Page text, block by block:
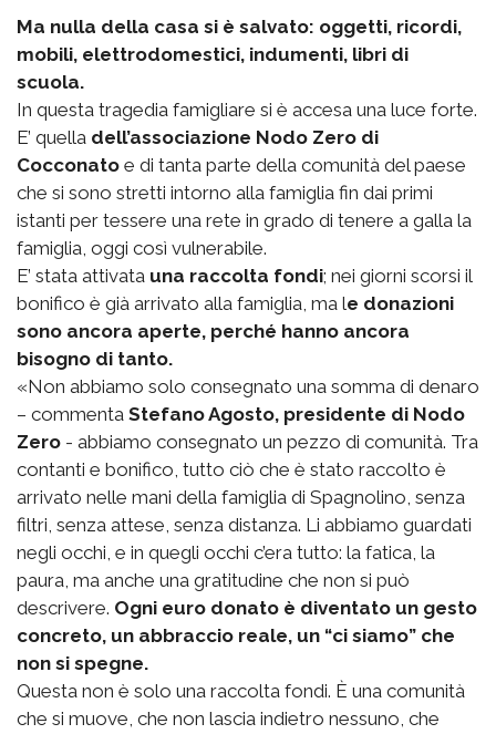
Ma nulla della casa si è salvato: oggetti, ricordi,
mobili, elettrodomestici, indumenti, libri di
scuola.
In questa tragedia famigliare si è accesa una luce forte.
E’ quella dell’associazione Nodo Zero di
Cocconato e di tanta parte della comunità del paese
che si sono stretti intorno alla famiglia fin dai primi
istanti per tessere una rete in grado di tenere a galla la
famiglia, oggi così vulnerabile.
E’ stata attivata una raccolta fondi; nei giorni scorsi il
bonifico è già arrivato alla famiglia, ma le donazioni
sono ancora aperte, perché hanno ancora
bisogno di tanto.
«Non abbiamo solo consegnato una somma di denaro
– commenta Stefano Agosto, presidente di Nodo
Zero - abbiamo consegnato un pezzo di comunità. Tra
contanti e bonifico, tutto ciò che è stato raccolto è
arrivato nelle mani della famiglia di Spagnolino, senza
filtri, senza attese, senza distanza. Li abbiamo guardati
negli occhi, e in quegli occhi c’era tutto: la fatica, la
paura, ma anche una gratitudine che non si può
descrivere. Ogni euro donato è diventato un gesto
concreto, un abbraccio reale, un “ci siamo” che
non si spegne.
Questa non è solo una raccolta fondi. È una comunità
che si muove, che non lascia indietro nessuno, che